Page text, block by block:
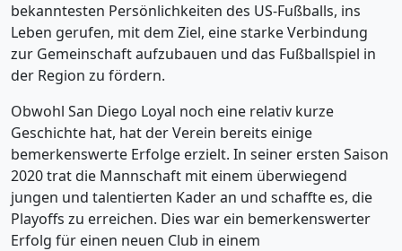
bekanntesten Persönlichkeiten des US-Fußballs, ins
Leben gerufen, mit dem Ziel, eine starke Verbindung
zur Gemeinschaft aufzubauen und das Fußballspiel in
der Region zu fördern.
Obwohl San Diego Loyal noch eine relativ kurze
Geschichte hat, hat der Verein bereits einige
bemerkenswerte Erfolge erzielt. In seiner ersten Saison
2020 trat die Mannschaft mit einem überwiegend
jungen und talentierten Kader an und schaffte es, die
Playoffs zu erreichen. Dies war ein bemerkenswerter
Erfolg für einen neuen Club in einem